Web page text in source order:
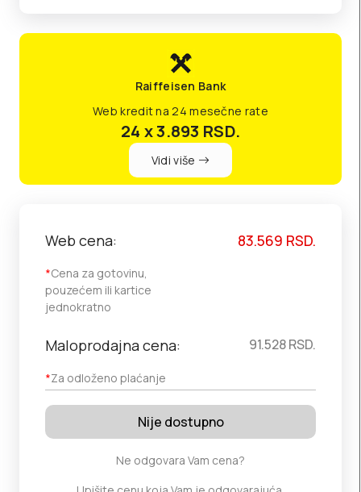
Raiffeisen Bank
Web kredit na 24 mesečne rate
24 x 3.893 RSD.
Vidi više
Web cena:
*Cena za gotovinu,
pouzećem ili kartice
jednokratno
83.569 RSD.
Maloprodajna cena:
*Za odloženo plaćanje
91.528RSD.
Nije dostupno
Ne odgovara Vam cena?